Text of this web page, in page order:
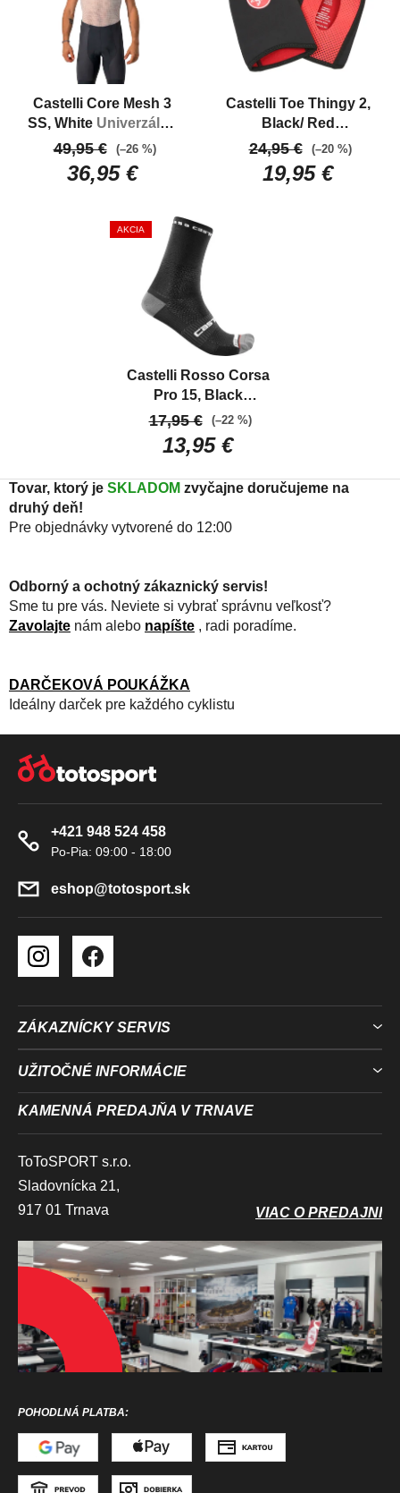
Tovar, ktorý je SKLADOM zvyčajne doručujeme na
druhý deň!
Pre objednávky vytvorené do 12:00
Odborný a ochotný zákaznický servis!
Sme tu pre vás. Neviete si vybrať správnu veľkosť?
Zavolajte nám alebo napíšte , radi poradíme.
DARČEKOVÁ POUKÁŽKA
Ideálny darček pre každého cyklistu
Castelli Core Mesh 3
SS, White Univerzálna
ľahká sieťka s krátkym
rukávom
36,95 €
49,95 € (–26 %)
Castelli Toe Thingy 2,
Black/ Red
Neoprénové návleky
na špičky
19,95 €
24,95 € (–20 %)
AKCIA
Castelli Rosso Corsa
Pro 15, Black
Výkonné, vysoké,
letné ponožky
13,95 €
17,95 € (–22 %)
eshop@totosport.sk
+421 948 524 458
ZÁKAZNÍCKY SERVIS
UŽITOČNÉ INFORMÁCIE
KAMENNÁ PREDAJŇA V TRNAVE
ToToSPORT s.r.o.
Sladovnícka 21,
917 01 Trnava
VIAC O PREDAJNI
POHODLNÁ PLATBA: